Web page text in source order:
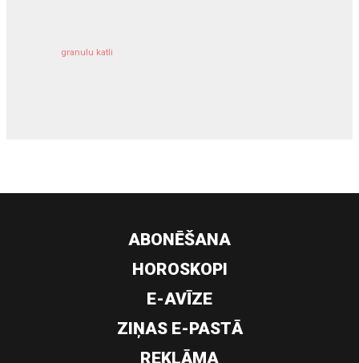
granulu katli
ABONĒŠANA
HOROSKOPI
E-AVĪZE
ZIŅAS E-PASTĀ
REKLĀMA